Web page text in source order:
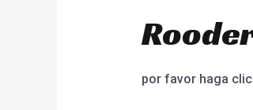
por favor haga